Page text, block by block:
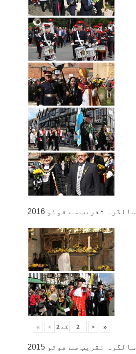
سالگرہ تقریب سے فوٹو 2016
«
< کے2
>
»
سالگرہ تقریب سے فوٹو 2015